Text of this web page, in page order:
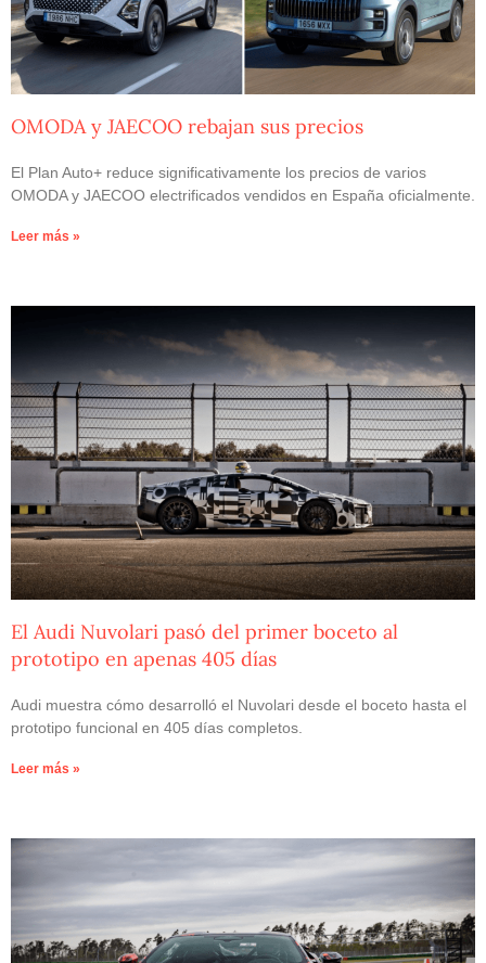
OMODA y JAECOO rebajan sus precios
El Plan Auto+ reduce significativamente los precios de varios
OMODA y JAECOO electrificados vendidos en España oficialmente.
Leer más »
El Audi Nuvolari pasó del primer boceto al
prototipo en apenas 405 días
Audi muestra cómo desarrolló el Nuvolari desde el boceto hasta el
prototipo funcional en 405 días completos.
Leer más »